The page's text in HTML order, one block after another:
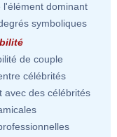
l'élément dominant
symboliques
de couple
célébrités
avec des célébrités